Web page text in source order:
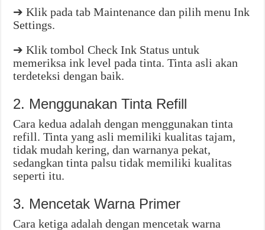
➔ Klik pada tab Maintenance dan pilih menu Ink
Settings.
➔ Klik tombol Check Ink Status untuk
memeriksa ink level pada tinta. Tinta asli akan
terdeteksi dengan baik.
2. Menggunakan Tinta Refill
Cara kedua adalah dengan menggunakan tinta
refill. Tinta yang asli memiliki kualitas tajam,
tidak mudah kering, dan warnanya pekat,
sedangkan tinta palsu tidak memiliki kualitas
seperti itu.
3. Mencetak Warna Primer
Cara ketiga adalah dengan mencetak warna